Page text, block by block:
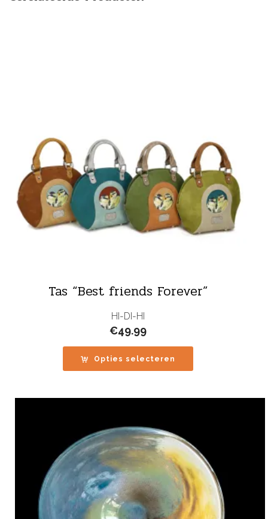
Tas “Best friends Forever”
HI-DI-HI
€49.99
Opties selecteren